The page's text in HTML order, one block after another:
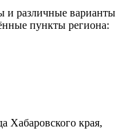
и различные варианты
пункты региона:
Хабаровского края,